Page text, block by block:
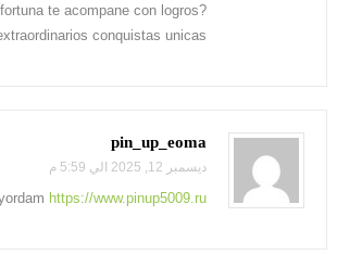
fortuna te acompane con logros
conquistas unicas !
pin_up_eoma
ديسمبر 12, 2025 الي 5:59 م
https://www.pinup5009.ru